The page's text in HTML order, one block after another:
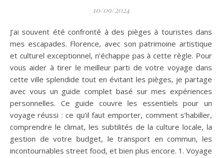
10/09/2024
J’ai souvent été confronté à des pièges à touristes dans
mes escapades. Florence, avec son patrimoine artistique
et culturel exceptionnel, n’échappe pas à cette règle. Pour
vous aider à tirer le meilleur parti de votre voyage dans
cette ville splendide tout en évitant les pièges, je partage
avec vous un guide complet basé sur mes expériences
personnelles. Ce guide couvre les essentiels pour un
voyage réussi : ce qu’il faut emporter, comment s’habiller,
comprendre le climat, les subtilités de la culture locale, la
gestion de votre budget, le transport en commun, les
incontournables street food, et bien plus encore. 1. Voyage